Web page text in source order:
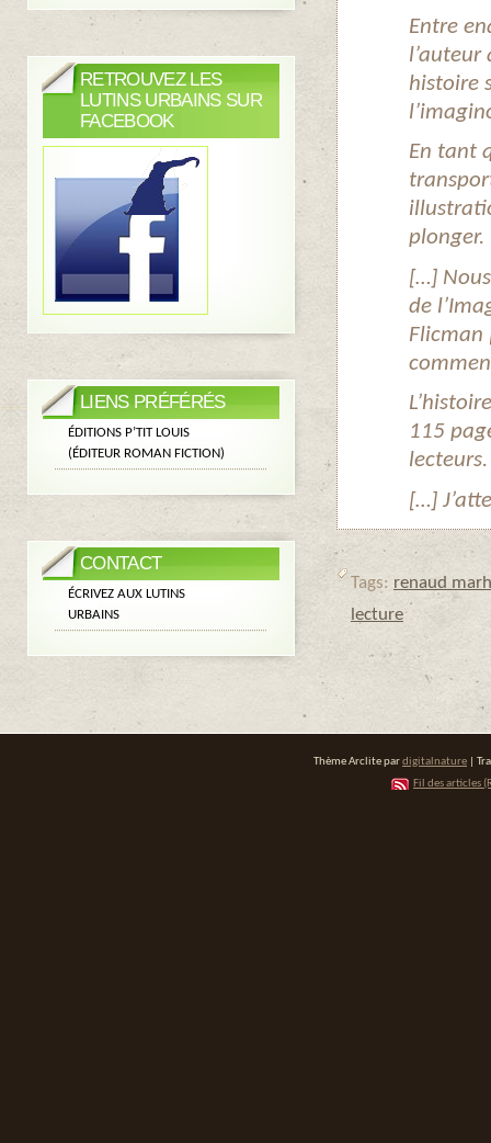
Entre
l’auteur
histoire
En tant
plonger.
[…]
de
Flicman
115
lecteurs.
[…]
Tags: renaud
lecture
RETROUVEZ LES
LUTINS URBAINS SUR
FACEBOOK
LIENS PRÉFÉRÉS
ÉDITIONS P’TIT LOUIS
(ÉDITEUR ROMAN FICTION)
CONTACT
ÉCRIVEZ AUX LUTINS
URBAINS
Thème Arclite pardigitalnature |
Fil des articles